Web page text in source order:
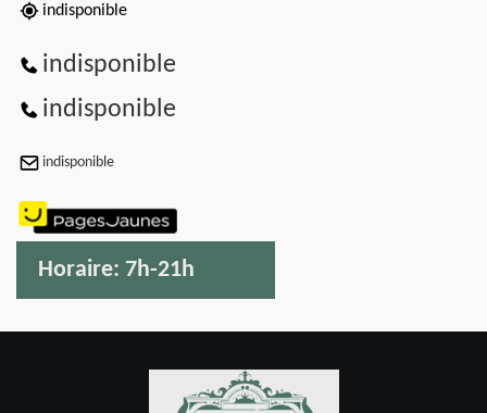
indisponible
indisponible
indisponible
indisponible
Horaire: 7h-21h